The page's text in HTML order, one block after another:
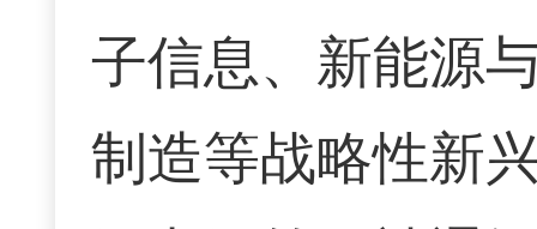
子信息、新能源
制造等战略性新